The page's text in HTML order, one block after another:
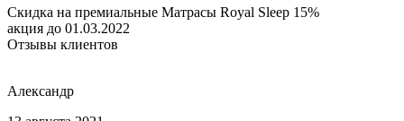
Скидка на премиальные Матрасы Royal Sleep 15%
акция до 01.03.2022
Отзывы клиентов
Александр